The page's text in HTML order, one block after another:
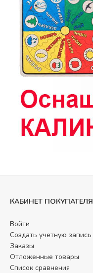
КАБИНЕТ ПОКУПАТЕЛЯ
Войти
Создать учетную запись
Заказы
Отложенные товары
Список сравнения